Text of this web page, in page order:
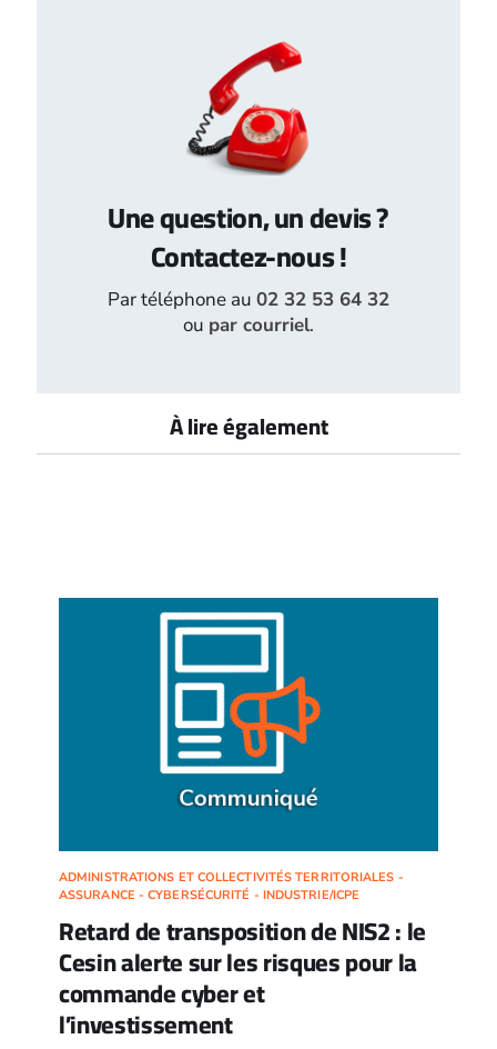
Une question, un devis ?
Contactez-nous !
Par téléphone au 02 32 53 64 32
ou par courriel.
À lire également
ADMINISTRATIONS ET COLLECTIVITÉS TERRITORIALES -
ASSURANCE - CYBERSÉCURITÉ - INDUSTRIE/ICPE
Retard de transposition de NIS2 : le
Cesin alerte sur les risques pour la
commande cyber et
l’investissement